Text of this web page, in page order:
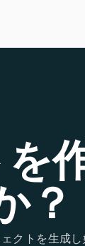
？
クトを生成し